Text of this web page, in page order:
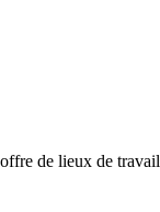
de lieux de travail